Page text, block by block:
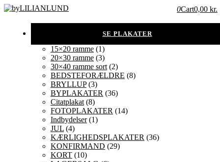
0Cart0,00 kr.
15×20 ramme (1)
20×30 ramme (3)
30×40 ramme sort (2)
BEDSTEFORÆLDRE (8)
BRYLLUP(3)
BYPLAKATER (36)
Citatplakat (8)
FOTOPLAKATER (14)
Indbydelser(1)
JUL (4)
KÆRLIGHEDSPLAKATER (36)
KONFIRMAND (29)
KORT (10)